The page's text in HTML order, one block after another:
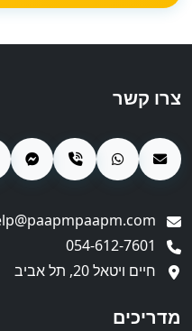
צרו קשר
חיים ויטאל 20, תל אביב
מדריכים